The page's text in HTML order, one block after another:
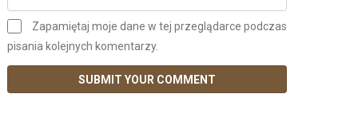
Zapamiętaj moje dane w tej przeglądarce podczas
pisania kolejnych komentarzy.